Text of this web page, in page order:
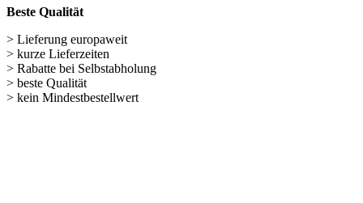
Navigation überspringen
Kontakt
Kunden-Login